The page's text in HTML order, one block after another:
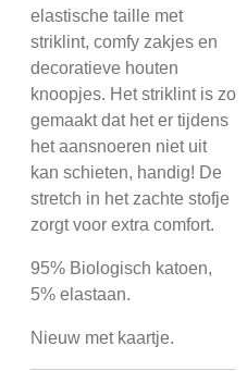
elastische taille met
striklint, comfy zakjes en
decoratieve houten
knoopjes. Het striklint is zo
gemaakt dat het er tijdens
het aansnoeren niet uit
kan schieten, handig! De
stretch in het zachte stofje
zorgt voor extra comfort.
95% Biologisch katoen,
5% elastaan.
Nieuw met kaartje.